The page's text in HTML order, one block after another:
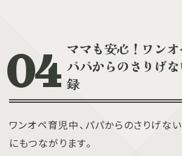
ママも安心！ワン
パパからのさりげ
録
ワンオペ育児中、パパからのさりげな
にもつながります。